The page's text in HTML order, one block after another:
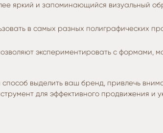
яркий и запоминающийся визуальный
в самых разных полиграфических
экспериментировать с формами,
выделить ваш бренд, привлечь
для эффективного продвижения и